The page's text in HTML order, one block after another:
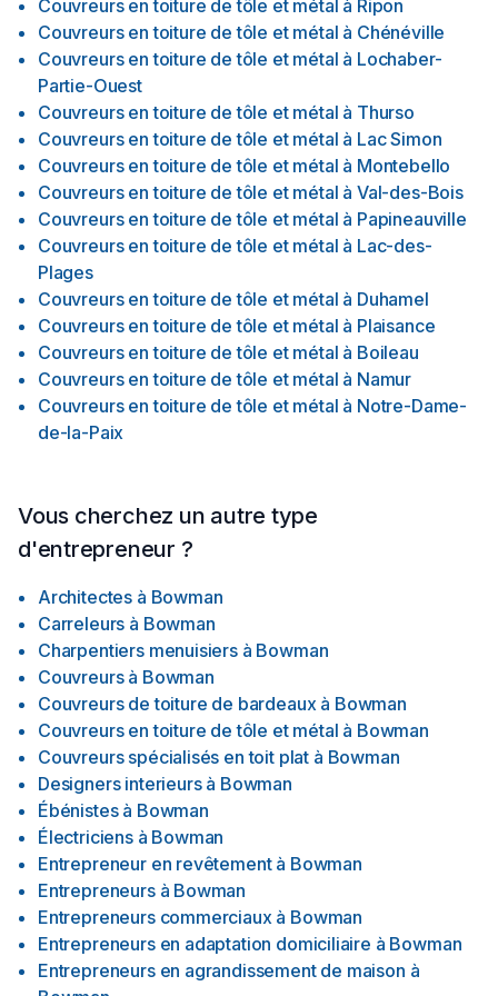
gratuite. Tél :819-664-7693 ou par courriel :
toiture.sbujold@videotron.ca Merci Shawn Bujold.
Couvreurs en toiture de tôle et métal à Ripon
Couvreurs en toiture de tôle et métal à Chénéville
Couvreurs en toiture de tôle et métal à Lochaber-
Partie-Ouest
Couvreurs en toiture de tôle et métal à Thurso
Couvreurs en toiture de tôle et métal à Lac Simon
Couvreurs en toiture de tôle et métal à Montebello
Couvreurs en toiture de tôle et métal à Val-des-Bois
Couvreurs en toiture de tôle et métal à Papineauville
Couvreurs en toiture de tôle et métal à Lac-des-
Plages
Couvreurs en toiture de tôle et métal à Duhamel
Couvreurs en toiture de tôle et métal à Plaisance
Couvreurs en toiture de tôle et métal à Boileau
Couvreurs en toiture de tôle et métal à Namur
Couvreurs en toiture de tôle et métal à Notre-Dame-
de-la-Paix
Vous cherchez un autre type
d'entrepreneur ?
Architectes à Bowman
Carreleurs à Bowman
Charpentiers menuisiers à Bowman
Couvreurs à Bowman
Couvreurs de toiture de bardeaux à Bowman
Couvreurs en toiture de tôle et métal à Bowman
Couvreurs spécialisés en toit plat à Bowman
Designers interieurs à Bowman
Ébénistes à Bowman
Électriciens à Bowman
Entrepreneur en revêtement à Bowman
Entrepreneurs à Bowman
Entrepreneurs commerciaux à Bowman
Entrepreneurs en adaptation domiciliaire à Bowman
Entrepreneurs en agrandissement de maison à